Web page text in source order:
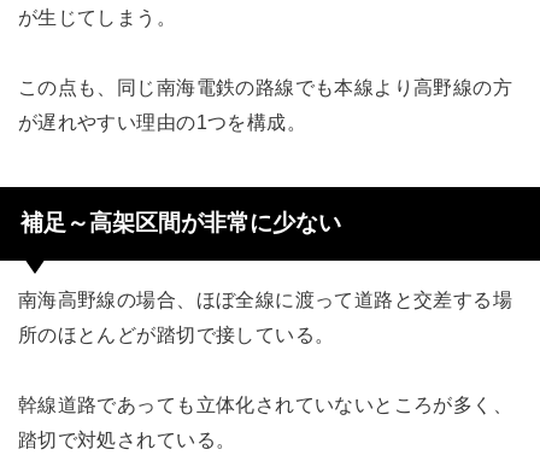
が生じてしまう。
この点も、同じ南海電鉄の路線でも本線より高野線の方
が遅れやすい理由の1つを構成。
補足～高架区間が非常に少ない
南海高野線の場合、ほぼ全線に渡って道路と交差する場
所のほとんどが踏切で接している。
幹線道路であっても立体化されていないところが多く、
踏切で対処されている。